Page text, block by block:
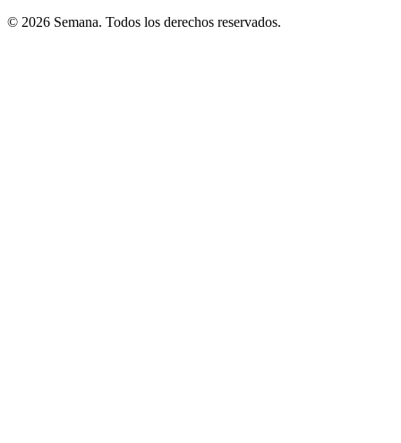
© 2026 Semana. Todos los derechos reservados.